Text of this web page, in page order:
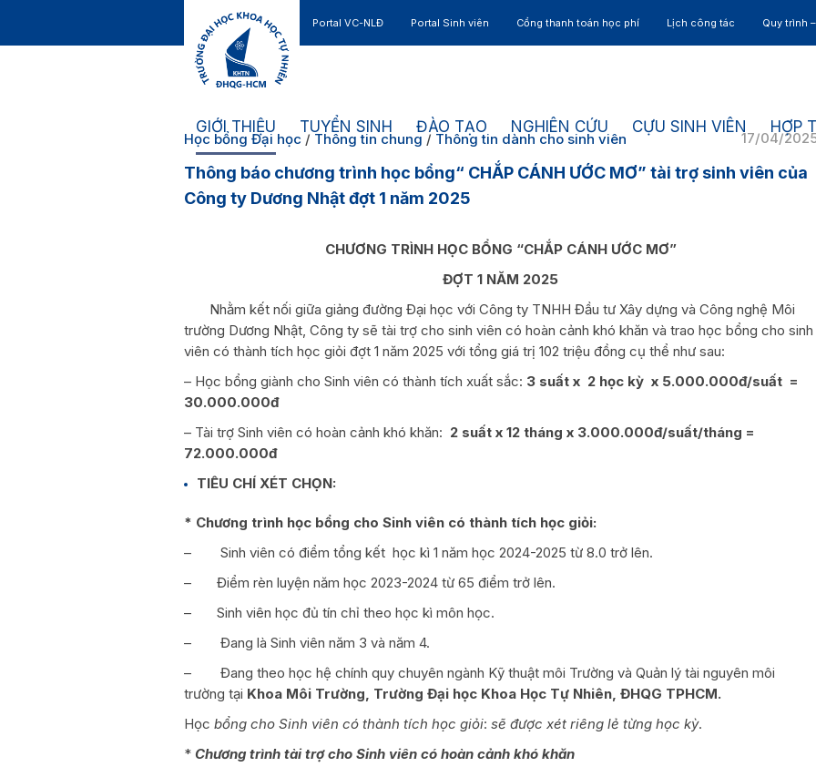
Portal VC-NLĐ Portal Sinh viên Cổng thanh toán học phí Lịch công tác Quy trình
GIỚI THIỆU TUYỂN SINH ĐÀO TẠO NGHIÊN CỨU CỰU SINH VIÊN HỢP
17/04/
Học bổng Đại học / Thông tin chung / Thông tin dành cho sinh viên
Thông báo chương trình học bổng“ CHẮP CÁNH ƯỚC MƠ” tài trợ sinh viên của
Công ty Dương Nhật đợt 1 năm 2025
CHƯƠNG TRÌNH HỌC BỔNG “CHẮP CÁNH ƯỚC MƠ”
ĐỢT 1 NĂM 2025
Nhằm kết nối giữa giảng đường Đại học với Công ty TNHH Đầu tư Xây dựng và Công nghệ Môi
trường Dương Nhật, Công ty sẽ tài trợ cho sinh viên có hoàn cảnh khó khăn và trao học bổng cho sinh
viên có thành tích học giỏi đợt 1 năm 2025 với tổng giá trị 102 triệu đồng cụ thể như sau:
– Học bổng giành cho Sinh viên có thành tích xuất sắc: 3 suất x 2 học kỳ x 5.000.000đ/suất =
30.000.000đ
– Tài trợ Sinh viên có hoàn cảnh khó khăn: 2 suất x 12 tháng x 3.000.000đ/suất/tháng =
72.000.000đ
TIÊU CHÍ XÉT CHỌN:
* Chương trình học bổng cho Sinh viên có thành tích học giỏi:
– Sinh viên có điểm tổng kết học kì 1 năm học 2024-2025 từ 8.0 trở lên.
– Điểm rèn luyện năm học 2023-2024 từ 65 điểm trở lên.
– Sinh viên học đủ tín chỉ theo học kì môn học.
– Đang là Sinh viên năm 3 và năm 4.
– Đang theo học hệ chính quy chuyên ngành Kỹ thuật môi Trường và Quản lý tài nguyên môi
trường tại Khoa Môi Trường, Trường Đại học Khoa Học Tự Nhiên, ĐHQG TPHCM.
Học bổng cho Sinh viên có thành tích học giỏi: sẽ được xét riêng lẻ từng học kỳ.
* Chươngtrình tàitrợcho Sinh viên có hoàn cảnh khó khăn